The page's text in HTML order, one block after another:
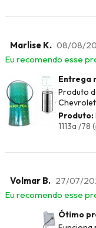
Marlise K. 08/08/
Eu recomendo esse
Entrega
Produto
Chevrolet
Produto:
1113a /78
Volmar B. 27/07/
Eu recomendo esse
Ótimo